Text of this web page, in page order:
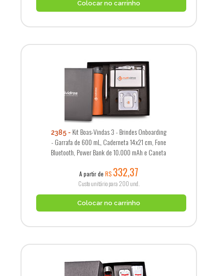
Colocar no carrinho
2385
Kit Boas-Vindas 3 - Brindes Onboarding
- Garrafa de 600 mL, Caderneta 14x21 cm, Fone
Bluetooth, Power Bank de 10.000 mAh e Caneta
A partir de R$ 332,37
Custo unitário para 200 und.
Colocar no carrinho